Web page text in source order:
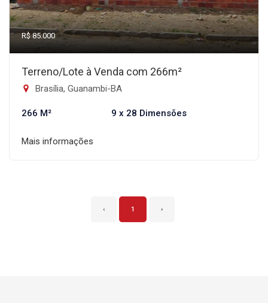
R$ 85.000
Terreno/Lote à Venda com 266m²
Brasília, Guanambi-BA
266 M² 9 x 28 Dimensões
Mais informações
‹ 1 ›